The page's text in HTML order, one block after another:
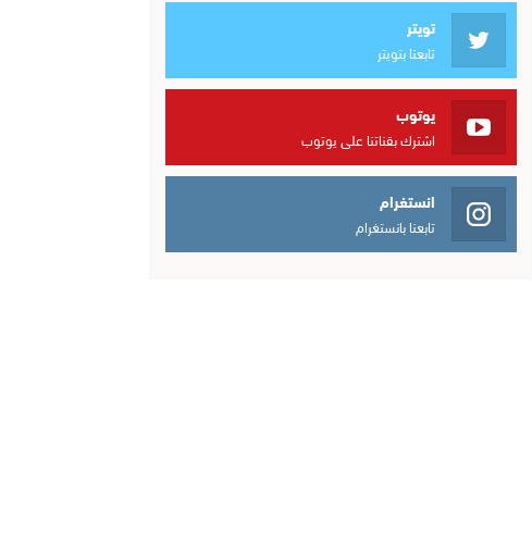
تويتر
تابعنا بتويتر
يوتوب
اشترك بقناتنا على يوتوب
انستغرام
تابعنا بانستغرام